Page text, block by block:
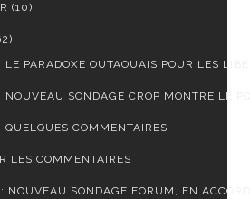
(10)
LE PARADOXE OUTAOUAIS POUR LES
NOUVEAU SONDAGE CROP MONTRE LE
COMMENTAIRES
LES COMMENTAIRES
NOUVEAU SONDAGE FORUM, EN ACCORD